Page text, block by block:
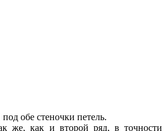
обе стеночки петель.
же, как и второй ряд, в точности